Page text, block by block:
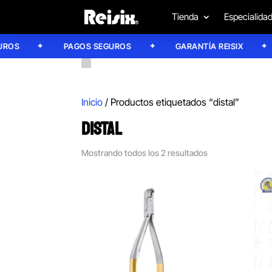
Tienda
PAGOS SEGUROS GARANTÍA REISIX
Inicio / Productos etiquetados “distal”
DISTAL
Mostrando todos los 2 resultados